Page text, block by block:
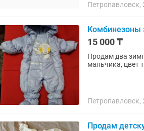
Петропавловск,
Комбинезоны
15 000 ₸
Продам два
мальчика, цвет
Петропавловск,
Продам